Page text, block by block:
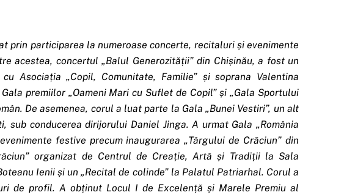
prin participarea la numeroase concerte, recitaluri și evenimente
acestea, concertul „Balul Generozității” din Chișinău, a fost un
Asociația „Copil, Comunitate, Familie” și soprana Valentina
premiilor „Oameni Mari cu Suflet de Copil” și „Gala Sportului
De asemenea, corul a luat parte la Gala „Bunei Vestiri”, un alt
conducerea dirijorului Daniel Jinga. A urmat Gala „România
festive precum inaugurarea „Târgului de Crăciun” din
organizat de Centrul de Creație, Artă și Tradiții la Sala
Ienii și un „Recital de colinde” la Palatul Patriarhal. Corul a
de profil. A obținut Locul I de Excelență și Marele Premiu al